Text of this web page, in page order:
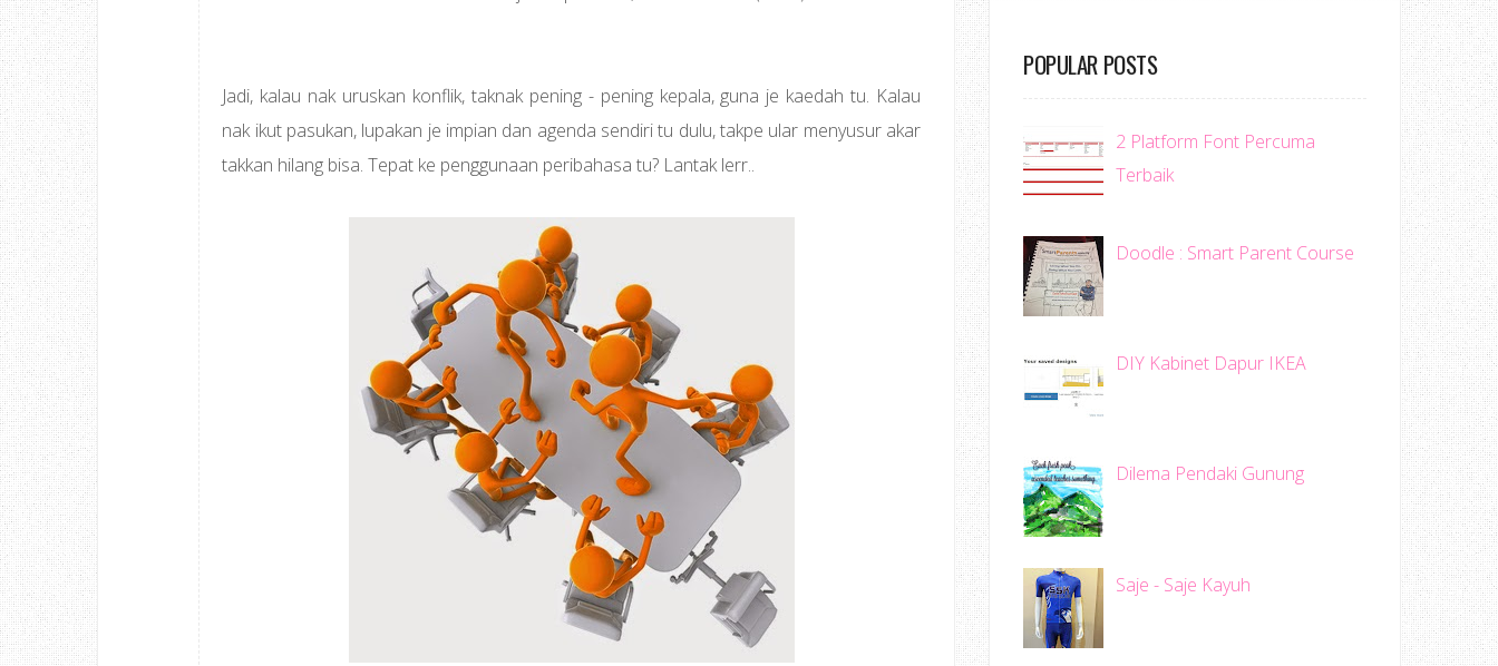
Jadi, kalau nak uruskan konflik, taknak pening - pening kepala, guna je kaedah tu. Kalau
nak ikut pasukan, lupakan je impian dan agenda sendiri tu dulu, takpe ular menyusur akar
takkan hilang bisa. Tepat ke penggunaan peribahasa tu? Lantak lerr..
POPULAR POSTS
2 Platform Font Percuma
Terbaik
Doodle : Smart Parent Course
DIY Kabinet Dapur IKEA
Dilema Pendaki Gunung
Saje - Saje Kayuh